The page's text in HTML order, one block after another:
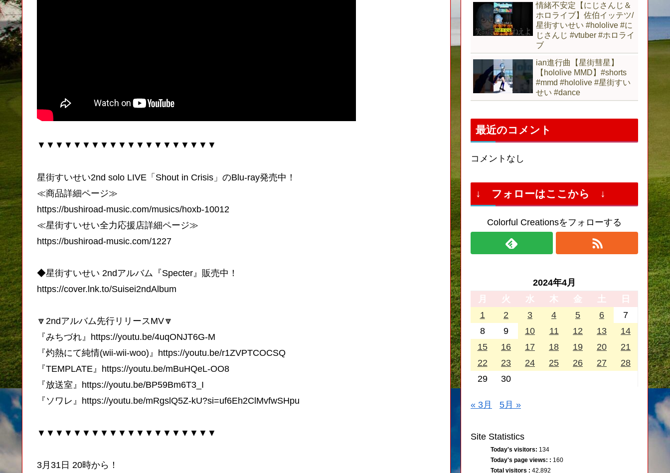
▼▼▼▼▼▼▼▼▼▼▼▼▼▼▼▼▼▼▼▼
星街すいせい2nd solo LIVE「Shout in Crisis」のBlu-ray発売中！
≪商品詳細ページ≫
https://bushiroad-music.com/musics/hoxb-10012
≪星街すいせい全力応援店詳細ページ≫
https://bushiroad-music.com/1227
◆星街すいせい 2ndアルバム『Specter』販売中！
https://cover.lnk.to/Suisei2ndAlbum
🔽2ndアルバム先行リリースMV🔽
『みちづれ』https://youtu.be/4uqONJT6G-M
『灼熱にて純情(wii-wii-woo)』https://youtu.be/r1ZVPTCOCSQ
『TEMPLATE』https://youtu.be/mBuHQeL-OO8
『放送室』https://youtu.be/BP59Bm6T3_I
『ソワレ』https://youtu.be/mRgslQ5Z-kU?si=uf6Eh2ClMvfwSHpu
▼▼▼▼▼▼▼▼▼▼▼▼▼▼▼▼▼▼▼▼
3月31日 20時から！
情緒不安定【にじさんじ＆
ホロライブ】佐伯イッテツ/
星街すいせい #hololive #に
じさんじ #vtuber #ホロライ
ブ
ian進行曲【星街彗星】
【hololive MMD】#shorts
#mmd #hololive #星街すい
せい #dance
最近のコメント
コメントなし
↓ フォローはここから ↓
Colorful Creationsをフォローする
2024年4月
月
火 水 木 金 土
日
1
2 3 4 5 6
7
8
9 10 11 12 13
14
15
16 17 18 19 20
21
22
23 24 25 26 27
28
29
30
« 3月 5月 »
Site Statistics
Today's visitors: 134
Today's page views: : 160
Total visitors : 42,892